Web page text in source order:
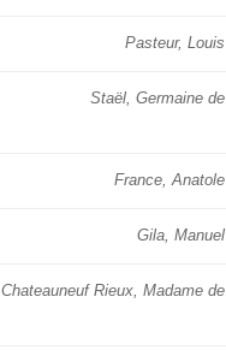
Pasteur, Louis
Staël, Germaine de
France, Anatole
Gila, Manuel
Chateauneuf Rieux, Madame de